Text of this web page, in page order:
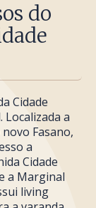
do
Cidade
a
Fasano,
a
Cidade
a Marginal
living